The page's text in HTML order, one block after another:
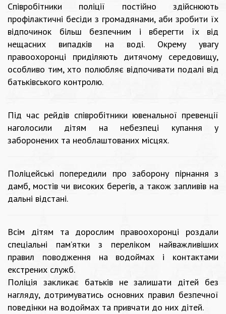
Співробітники поліції постійно здійснюють
профілактичні бесіди з громадянами, аби зробити їх
відпочинок більш безпечним і вберегти їх від
нещасних випадків на воді. Окрему увагу
правоохоронці приділяють дитячому середовищу,
особливо тим, хто полюбляє відпочивати подалі від
батьківського контролю.
Під час рейдів співробітники ювенальної превенції
наголосили дітям на небезпеці купання у
заборонених та необлаштованих місцях.
Поліцейські попередили про заборону пірнання з
дамб, мостів чи високих берегів, а також запливів на
дальні відстані.
Всім дітям та дорослим правоохоронці роздали
спеціальні пам’ятки з переліком найважливіших
правил поводження на водоймах і контактами
екстрених служб.
Поліція закликає батьків не залишати дітей без
нагляду, дотримуватись основних правил безпечної
поведінки на водоймах та привчати до них дітей.